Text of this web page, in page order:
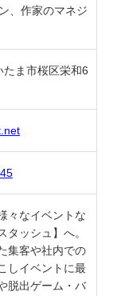
、作家のマネジ
ま市桜区栄和6
々なイベントな
タッシュ】へ。
集客や社内での
しイベントに最
脱出ゲーム・バ